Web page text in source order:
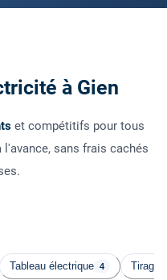
à Gien
et compétitifs pour tous
sans frais cachés
Tableau électrique 4 Tirage